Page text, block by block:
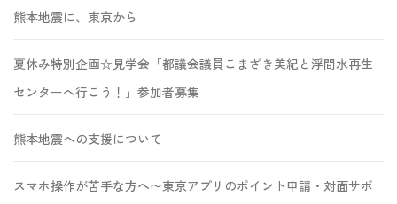
熊本地震に、東京から
夏休み特別企画☆見学会「都議会議員こまざき美紀と浮間水再生
センターへ行こう！」参加者募集
熊本地震への支援について
スマホ操作が苦手な方へ〜東京アプリのポイント申請・対面サポ